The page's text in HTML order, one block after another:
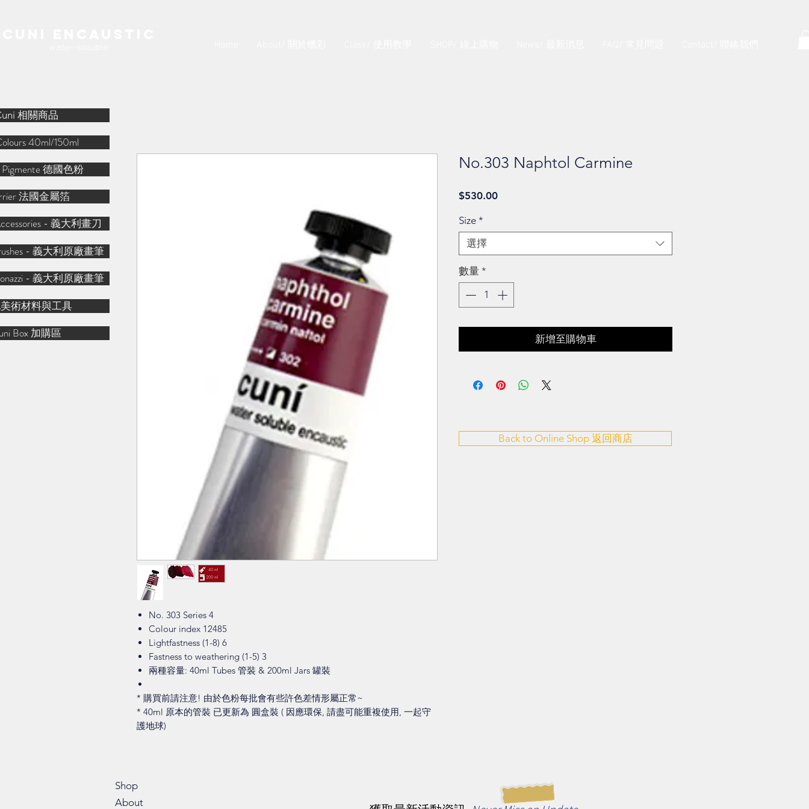
相關商品
40ml/150ml
德國色粉
法國金屬箔
- 義大利畫刀
- 義大利原廠畫筆
- 義大利原廠畫筆
術材料與工具
Box 加購區
No. 303 Series 4
Colour index 12485
Lightfastness (1-8) 6
Fastness to weathering (1-5) 3
兩種容量: 40ml Tubes 管裝 & 200ml Jars 罐裝
* 購買前請注意! 由於色粉每批會有些許色差情形屬正常~
* 40ml 原本的管裝 已更新為 圓盒裝 ( 因應環保, 請盡可能重複使用, 一起守
護地球)
No.303 Naphtol Carmine
$530.00價
Size *
選擇
數量 *
新增至購物車
Back to Online Shop 返回商店
Shop
About